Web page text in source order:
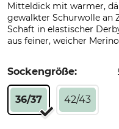
Mitteldick mit warmer,
gewalkter Schurwolle an
Schaft in elastischer
aus feiner, weicher
Sockengröße:
36/37 42/43